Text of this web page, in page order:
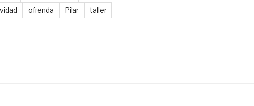
ofrenda Pilar taller